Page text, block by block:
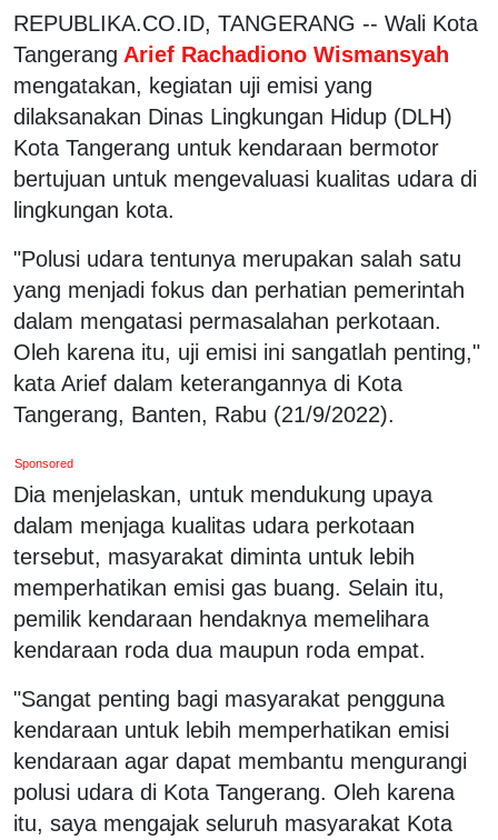
REPUBLIKA.CO.ID, TANGERANG -- Wali Kota
Tangerang Arief Rachadiono Wismansyah
mengatakan, kegiatan uji emisi yang
dilaksanakan Dinas Lingkungan Hidup (DLH)
Kota Tangerang untuk kendaraan bermotor
bertujuan untuk mengevaluasi kualitas udara di
lingkungan kota.
"Polusi udara tentunya merupakan salah satu
yang menjadi fokus dan perhatian pemerintah
dalam mengatasi permasalahan perkotaan.
Oleh karena itu, uji emisi ini sangatlah penting,"
kata Arief dalam keterangannya di Kota
Tangerang, Banten, Rabu (21/9/2022).
Sponsored
Dia menjelaskan, untuk mendukung upaya
dalam menjaga kualitas udara perkotaan
tersebut, masyarakat diminta untuk lebih
memperhatikan emisi gas buang. Selain itu,
pemilik kendaraan hendaknya memelihara
kendaraan roda dua maupun roda empat.
"Sangat penting bagi masyarakat pengguna
kendaraan untuk lebih memperhatikan emisi
kendaraan agar dapat membantu mengurangi
polusi udara di Kota Tangerang. Oleh karena
itu, saya mengajak seluruh masyarakat Kota